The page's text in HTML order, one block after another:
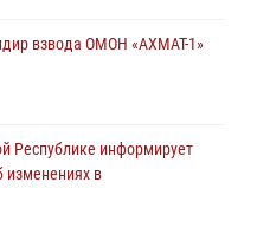
взвода ОМОН «АХМАТ-1»
Республике информирует
изменениях в